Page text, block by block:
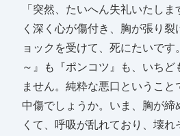
「突然、たいへん失礼いたし
く深く心が傷付き、胸が張り
ョックを受けて、死にたいで
～』も『ポンコツ』も、いちど
ません。純粋な悪口というこ
中傷でしょうか。いま、胸が締
くて、呼吸が乱れており、壊